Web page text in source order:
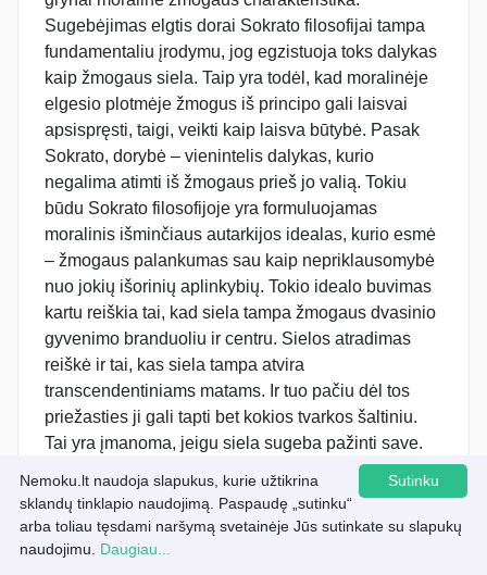
Sutinku
Nemoku.lt naudoja slapukus, kurie užtikrina
sklandų tinklapio naudojimą. Paspaudę „sutinku“
arba toliau tęsdami naršymą svetainėje Jūs sutinkate su slapukų
naudojimu. Daugiau...